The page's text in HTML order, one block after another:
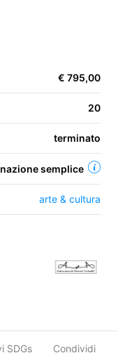
IT
ES
€ 795,00
20
terminato
semplice
arte & cultura
SDGs Condividi